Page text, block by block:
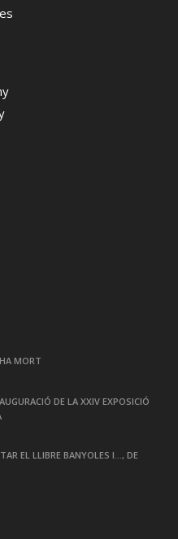
MORT
DE LA XXIV EXPOSICIÓ
EL LLIBRE BANYOLES I…, DE